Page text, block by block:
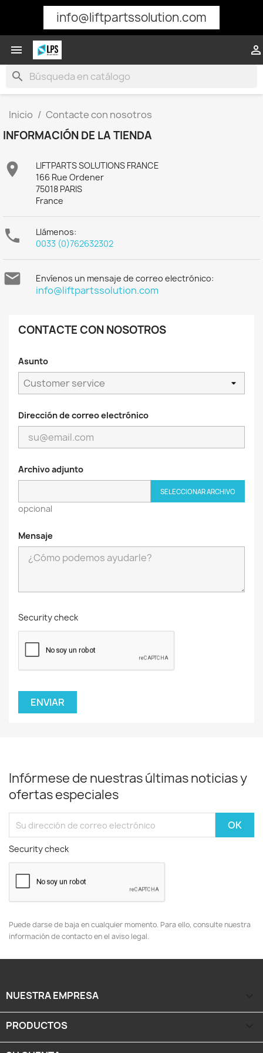
info@liftpartssolution.com


search
Inicio Contacte con nosotros
INFORMACIÓN DE LA TIENDA

LIFTPARTS SOLUTIONS FRANCE
166 Rue Ordener
75018 PARIS
France

Llámenos:
0033 (0)762632302
 Envíenos un mensaje de correo electrónico:
info@liftpartssolution.com
CONTACTE CON NOSOTROS
Asunto
Dirección de correo electrónico
Archivo adjunto
SELECCIONAR ARCHIVO
opcional
Mensaje
Security check
Infórmese de nuestras últimas noticias y
ofertas especiales
Security check
Puede darse de baja en cualquier momento. Para ello, consulte nuestra
información de contacto en el aviso legal.
NUESTRA EMPRESA
PRODUCTOS